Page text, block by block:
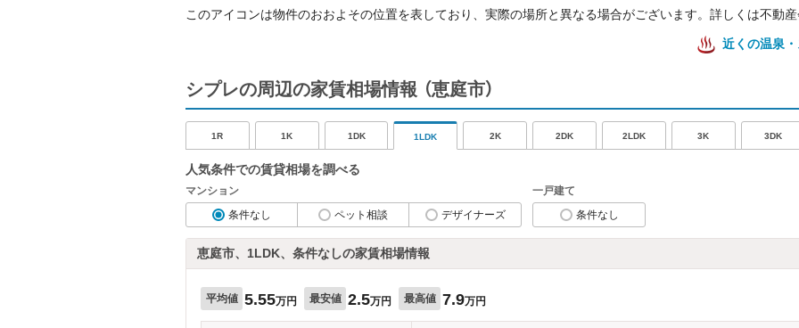
このアイコンは物件のおおよその位置を表しており、実際の場所と異なる場合がございます。詳しくは不動産
近くの温泉
シプレの周辺の家賃相場情報 （恵庭市）
1R 1K 1DK 1LDK 2K 2DK 2LDK 3K 3DK
人気条件での賃貸相場を調べる
マンション
条件なし
ペット相談 デザイナーズ
一戸建て
条件なし
恵庭市、1LDK、条件なしの家賃相場情報
平均値 5.55万円 最安値 2.5万円 最高値 7.9万円